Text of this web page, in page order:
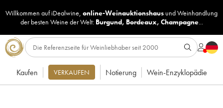
Willkommen auf iDealwine, online-Weinauktionshaus undWeinhandlung
der besten Weine der Welt: Burgund, Bordeaux, Champagne...
Kaufen VERKAUFEN Notierung Wein-Enzyklopädie